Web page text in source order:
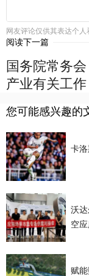
网友评论仅供其表达个人
阅读下一篇
国务院常务
产业有关工作
您可能感兴趣的
卡洛
沃
空
赋